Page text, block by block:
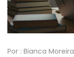
Por : Bianca Moreira